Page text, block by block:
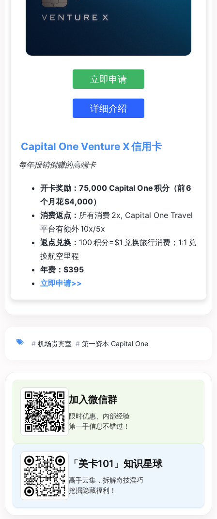
立即申请
详细介绍
Capital One Venture X 信用卡
每年报销倒赚的高端卡
开卡奖励：75,000 Capital One 积分（前 6
个月花 $4,000）
消费返点： 所有消费 2x, Capital One Travel
平台有额外 10x/5x
返点兑换： 100 积分=$1 兑换旅行消费；1:1 兑
换航空里程
年费：$395
立即申请>>
# 机场贵宾室 # 第一资本 Capital One
加入微信群
限时优惠、内部经验
第一手信息不错过！
「美卡101」知识星球
高手云集，拆解奇技淫巧
挖掘隐藏福利！